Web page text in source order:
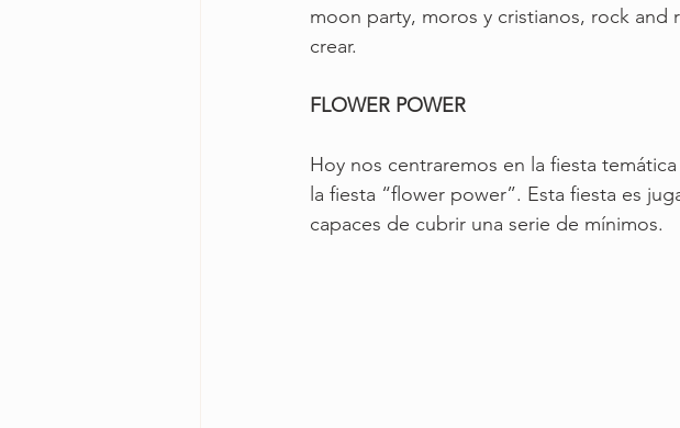
moon party, moros y cristianos, rock
crear.
FLOWER POWER
Hoy nos centraremos en la fiesta
la fiesta “flower power”. Esta fiesta es
capaces de cubrir una serie de mínimos.